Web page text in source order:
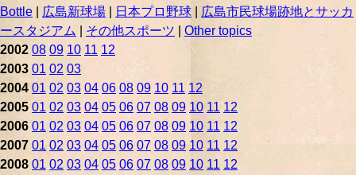
Bottle
広島新球場 日本プロ野球
広島市民球場跡地とサッカ
ースタジアム
その他スポーツ
Other topics
2002 08 09 10 11 12
2003 01 02 03
2004 01 02 03 04 06 08 09 10 11 12
2005 01 02 03 04 05 06 07 08 09 10 11 12
2006 01 02 03 04 05 06 07 08 09 10 11 12
2007 01 02 03 04 05 06 07 08 09 10 11 12
2008 01 02 03 04 05 06 07 08 09 10 11 12